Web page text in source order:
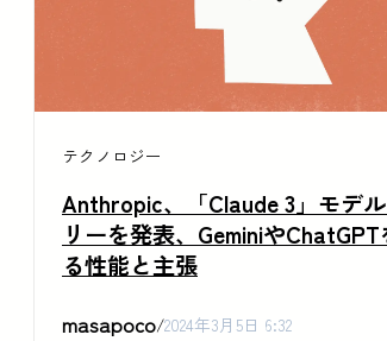
テクノロジー
Anthropic、「Claude 3」モデ
リーを発表、Geminiや
る性能と主張
masapoco/2024年3月5日 6:32